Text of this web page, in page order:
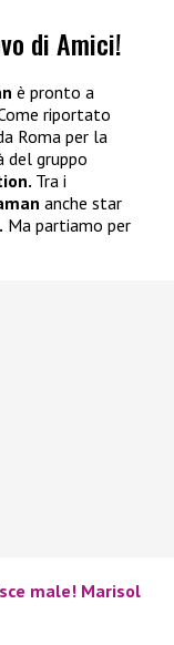
di Amici!
è pronto a
riportato
Roma per la
del gruppo
Tra i
anche star
Ma partiamo per
male! Marisol